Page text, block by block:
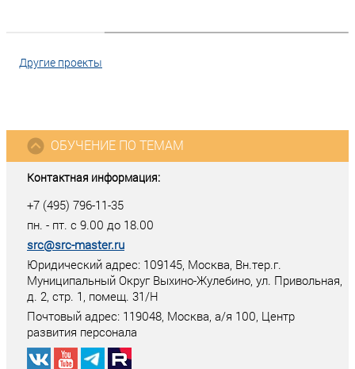
Другие проекты
Контактная информация:
+7 (495) 796-11-35
пн. - пт. с 9.00 до 18.00
src@src-master.ru
Юридический адрес: 109145, Москва, Вн.тер.г.
Муниципальный Округ Выхино-Жулебино, ул. Привольная,
д. 2, стр. 1, помещ. 31/Н
Почтовый адрес: 119048, Москва, а/я 100, Центр
развития персонала
ОБУЧЕНИЕ ПО ТЕМАМ